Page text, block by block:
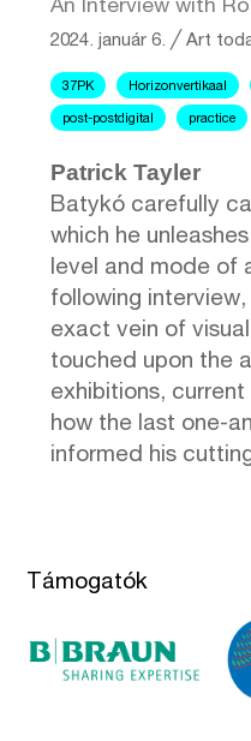
An Interview with
2024. január 6. ╱Art
37PK Horizonvertikaal
post-postdigital practice
Patrick Tayler
Batykó carefully
which he
level and mode of
following
exact vein of
touched upon the
exhibitions,
how the last one-
informed his
Támogatók